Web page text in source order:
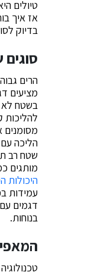
טיולים
אז איך
בדיוק
סוגים
הרים
מציעים
בשטח לא
להליכות
מסומנים
הליכה עם
שטח רב
מותגים
היכולות
עמידות
דגמים
בנוחות.